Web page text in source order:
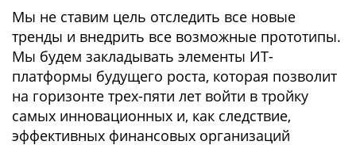
Мы не ставим цель отследить все новые
тренды и внедрить все возможные прототипы.
Мы будем закладывать элементы ИТ-
платформы будущего роста, которая позволит
на горизонте трех-пяти лет войти в тройку
самых инновационных и, как следствие,
эффективных финансовых организаций